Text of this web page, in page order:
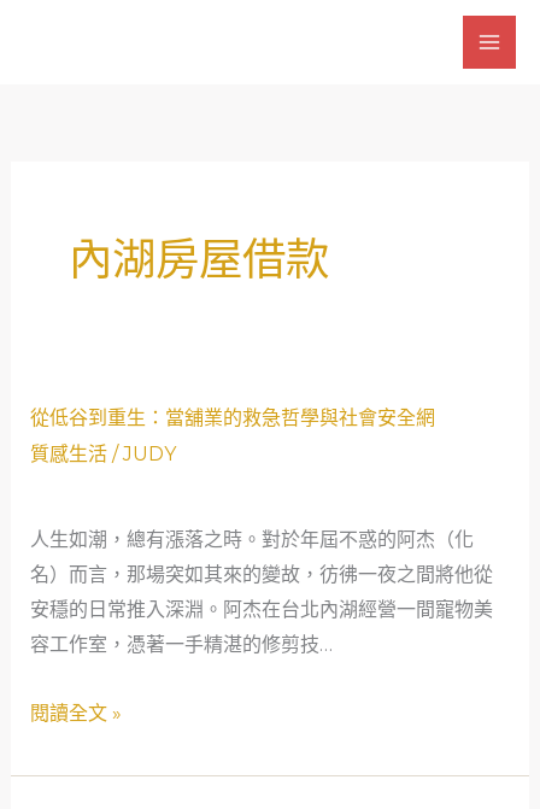
內湖房屋借款
從低谷到重生：當舖業的救急哲學與社會安全網
質感生活/JUDY
人生如潮，總有漲落之時。對於年屆不惑的阿杰（化
名）而言，那場突如其來的變故，彷彿一夜之間將他從
安穩的日常推入深淵。阿杰在台北內湖經營一間寵物美
容工作室，憑著一手精湛的修剪技…
從
低
重
生：
當
舖
的
閱讀全文 »